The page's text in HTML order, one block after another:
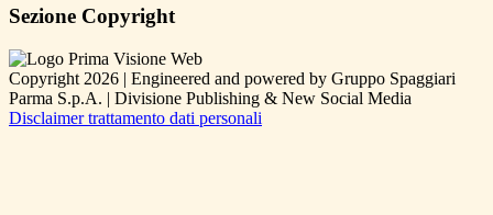
Sezione Copyright
Copyright 2026 | Engineered and powered by Gruppo Spaggiari
Parma S.p.A. | Divisione Publishing & New Social Media
Disclaimer trattamento dati personali